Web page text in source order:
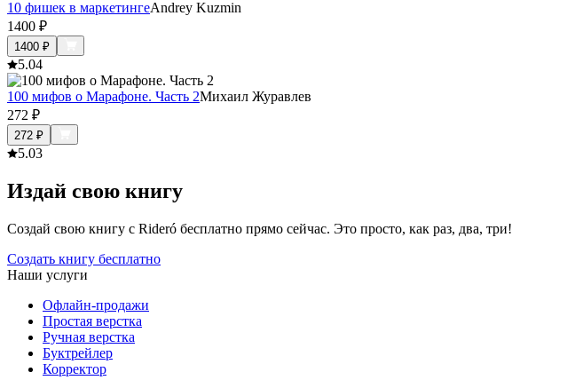
10 фишек в маркетингеAndrey Kuzmin
1400 ₽
1400 ₽
5.04
100 мифов о Марафоне. Часть 2Михаил Журавлев
272 ₽
272 ₽
5.03
Издай свою книгу
Создай свою книгу с Rideró бесплатно прямо сейчас. Это просто, как раз, два, три!
Создать книгу бесплатно
Наши услуги
Офлайн-продажи
Простая верстка
Ручная верстка
Буктрейлер
Корректор